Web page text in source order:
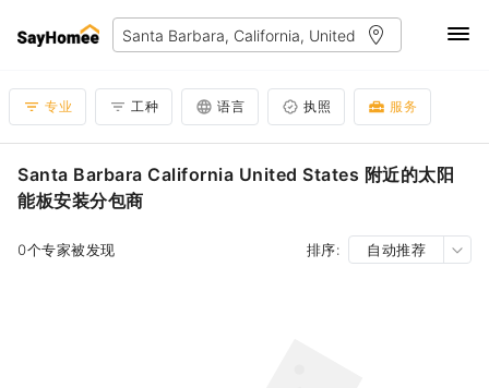
专业 工种 语言 执照 服务
Santa Barbara California United States 附近的太阳
能板安装分包商
0个专家被发现 排序: 自动推荐